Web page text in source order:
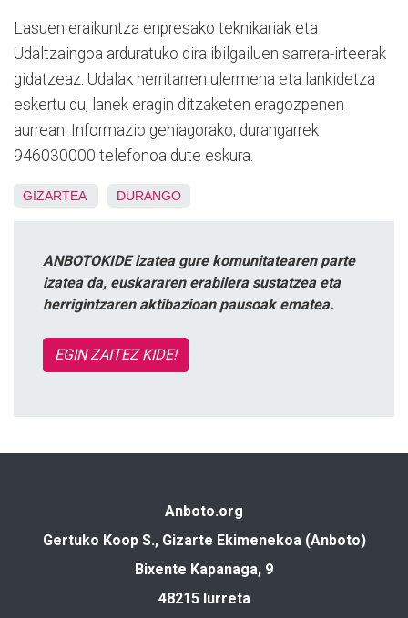
Lasuen eraikuntza enpresako teknikariak eta
Udaltzaingoa arduratuko dira ibilgailuen sarrera-irteerak
gidatzeaz. Udalak herritarren ulermena eta lankidetza
eskertu du, lanek eragin ditzaketen eragozpenen
aurrean. Informazio gehiagorako, durangarrek
946030000 telefonoa dute eskura.
GIZARTEA DURANGO
ANBOTOKIDE izatea gure komunitatearen parte
izatea da, euskararen erabilera sustatzea eta
herrigintzaren aktibazioan pausoak ematea.
EGIN ZAITEZ KIDE!
Anboto.org
Gertuko Koop S., Gizarte Ekimenekoa (Anboto)
Bixente Kapanaga, 9
48215 Iurreta